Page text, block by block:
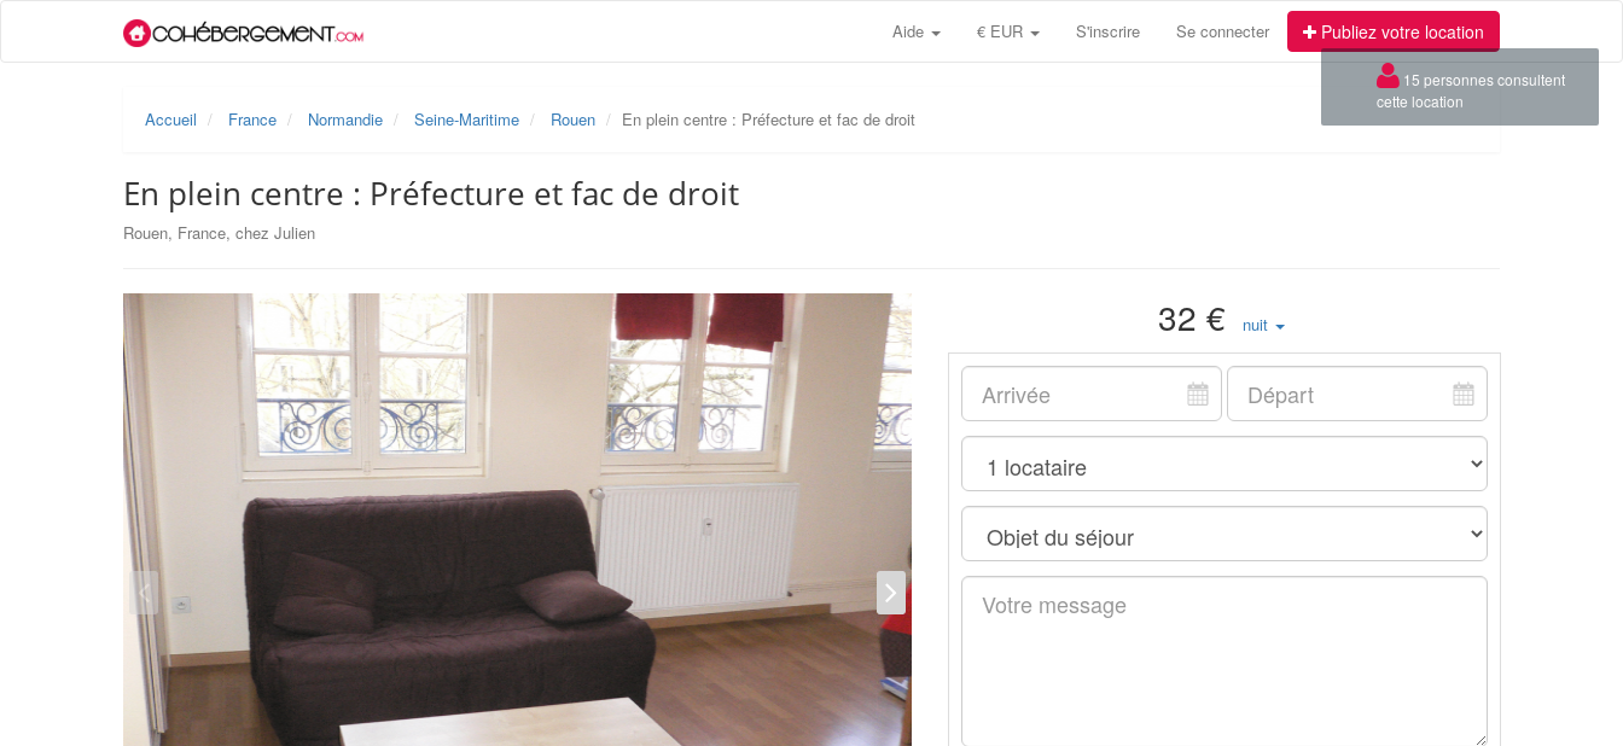
Aide € EUR S'inscrire Se connecter Publiez votre location
Accueil France Normandie Seine-Maritime Rouen En plein centre : Préfecture et fac de droit
En plein centre : Préfecture et fac de droit
Rouen, France, chez Julien
32 € nuit
×
15 personnes consultent
cette location